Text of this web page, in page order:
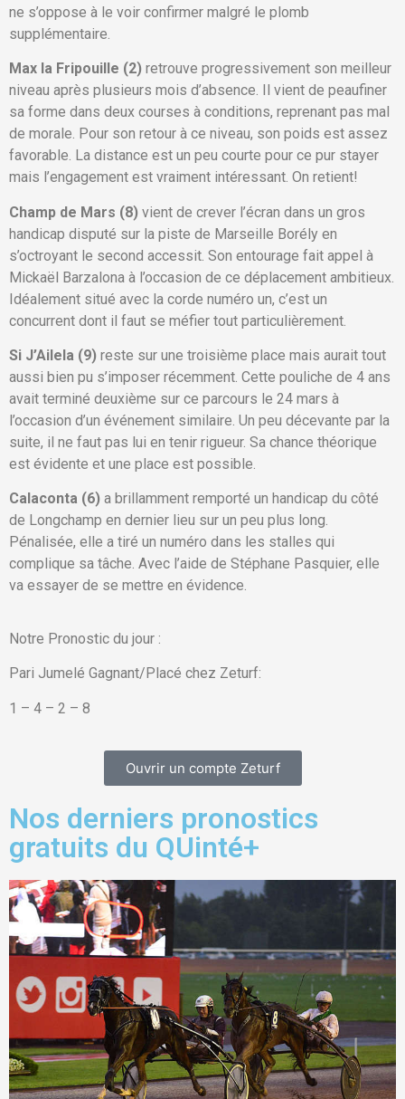
ne s’oppose à le voir confirmer malgré le plomb
supplémentaire.
Max la Fripouille (2) retrouve progressivement son meilleur
niveau après plusieurs mois d’absence. Il vient de peaufiner
sa forme dans deux courses à conditions, reprenant pas mal
de morale. Pour son retour à ce niveau, son poids est assez
favorable. La distance est un peu courte pour ce pur stayer
mais l’engagement est vraiment intéressant. On retient!
Champ de Mars (8) vient de crever l’écran dans un gros
handicap disputé sur la piste de Marseille Borély en
s’octroyant le second accessit. Son entourage fait appel à
Mickaël Barzalona à l’occasion de ce déplacement ambitieux.
Idéalement situé avec la corde numéro un, c’est un
concurrent dont il faut se méfier tout particulièrement.
Si J’Ailela (9) reste sur une troisième place mais aurait tout
aussi bien pu s’imposer récemment. Cette pouliche de 4 ans
avait terminé deuxième sur ce parcours le 24 mars à
l’occasion d’un événement similaire. Un peu décevante par la
suite, il ne faut pas lui en tenir rigueur. Sa chance théorique
est évidente et une place est possible.
Calaconta (6) a brillamment remporté un handicap du côté
de Longchamp en dernier lieu sur un peu plus long.
Pénalisée, elle a tiré un numéro dans les stalles qui
complique sa tâche. Avec l’aide de Stéphane Pasquier, elle
va essayer de se mettre en évidence.
Notre Pronostic du jour :
Pari Jumelé Gagnant/Placé chez Zeturf:
1 – 4 – 2 – 8
Ouvrir un compte Zeturf
Nos derniers pronostics
gratuits du QUinté+